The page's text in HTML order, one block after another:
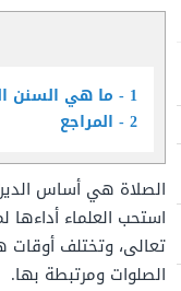
1
ما هي السنن
2 المراجع
الصلاة هي أساس
استحب العلماء
تعالى، وتختلف
الصلوات ومرتبطة بها.